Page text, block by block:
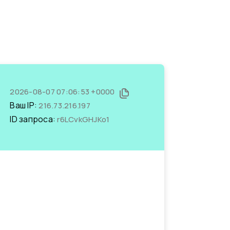
2026-08-07 07:06:53 +0000
Ваш IP:216.73.216.197
ID запроса:r6LCvkGHJKo1